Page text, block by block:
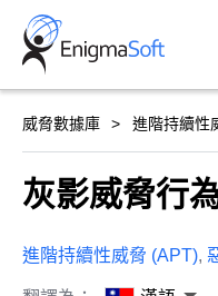
Skip
content
威脅數據庫 進階持續性
灰影威脅行
進階持續性威脅 (APT),